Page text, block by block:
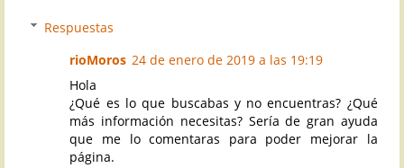
Respuestas
rioMoros 24 de enero de 2019 a las 19:19
Hola
¿Qué es lo que buscabas y no encuentras? ¿Qué
más información necesitas? Sería de gran ayuda
que me lo comentaras para poder mejorar la
página.